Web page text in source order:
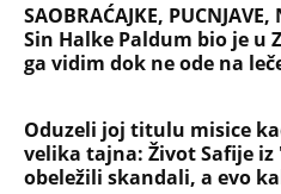
SAOBRAĆAJKE,
Sin Halke Paldum bio je u
ga vidim dok ne ode na
Oduzeli joj titulu misice
velika tajna: Život Safije
obeležili skandali, a evo